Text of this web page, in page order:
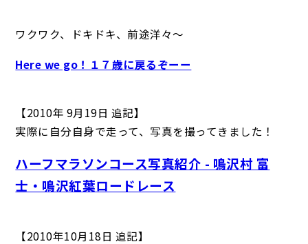
ワクワク、ドキドキ、前途洋々～
Here we go！１７歳に戻るぞーー
【2010年 9月19日 追記】
実際に自分自身で走って、写真を撮ってきました！
ハーフマラソンコース写真紹介 - 鳴沢村 富
士・鳴沢紅葉ロードレース
【2010年10月18日 追記】